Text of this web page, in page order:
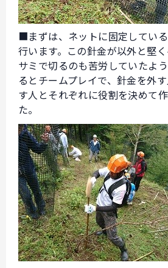
■まずは、ネットに固定してい
行います。この針金が以外と堅
サミで切るのも苦労していたよ
るとチームプレイで、針金を外
す人とそれぞれに役割を決めて
た。